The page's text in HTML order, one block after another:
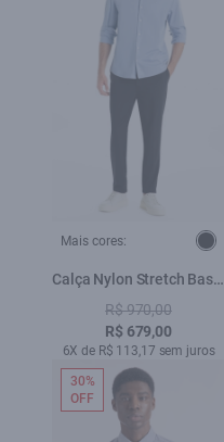
Mais cores:
Calça Nylon Stretch Basic
Invisible Pkt Pants Preto
R$ 970,00
R$ 679,00
6X de R$ 113,17 sem juros
30%
OFF